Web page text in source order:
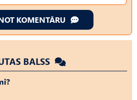
KOMENTĀRU
BALSS